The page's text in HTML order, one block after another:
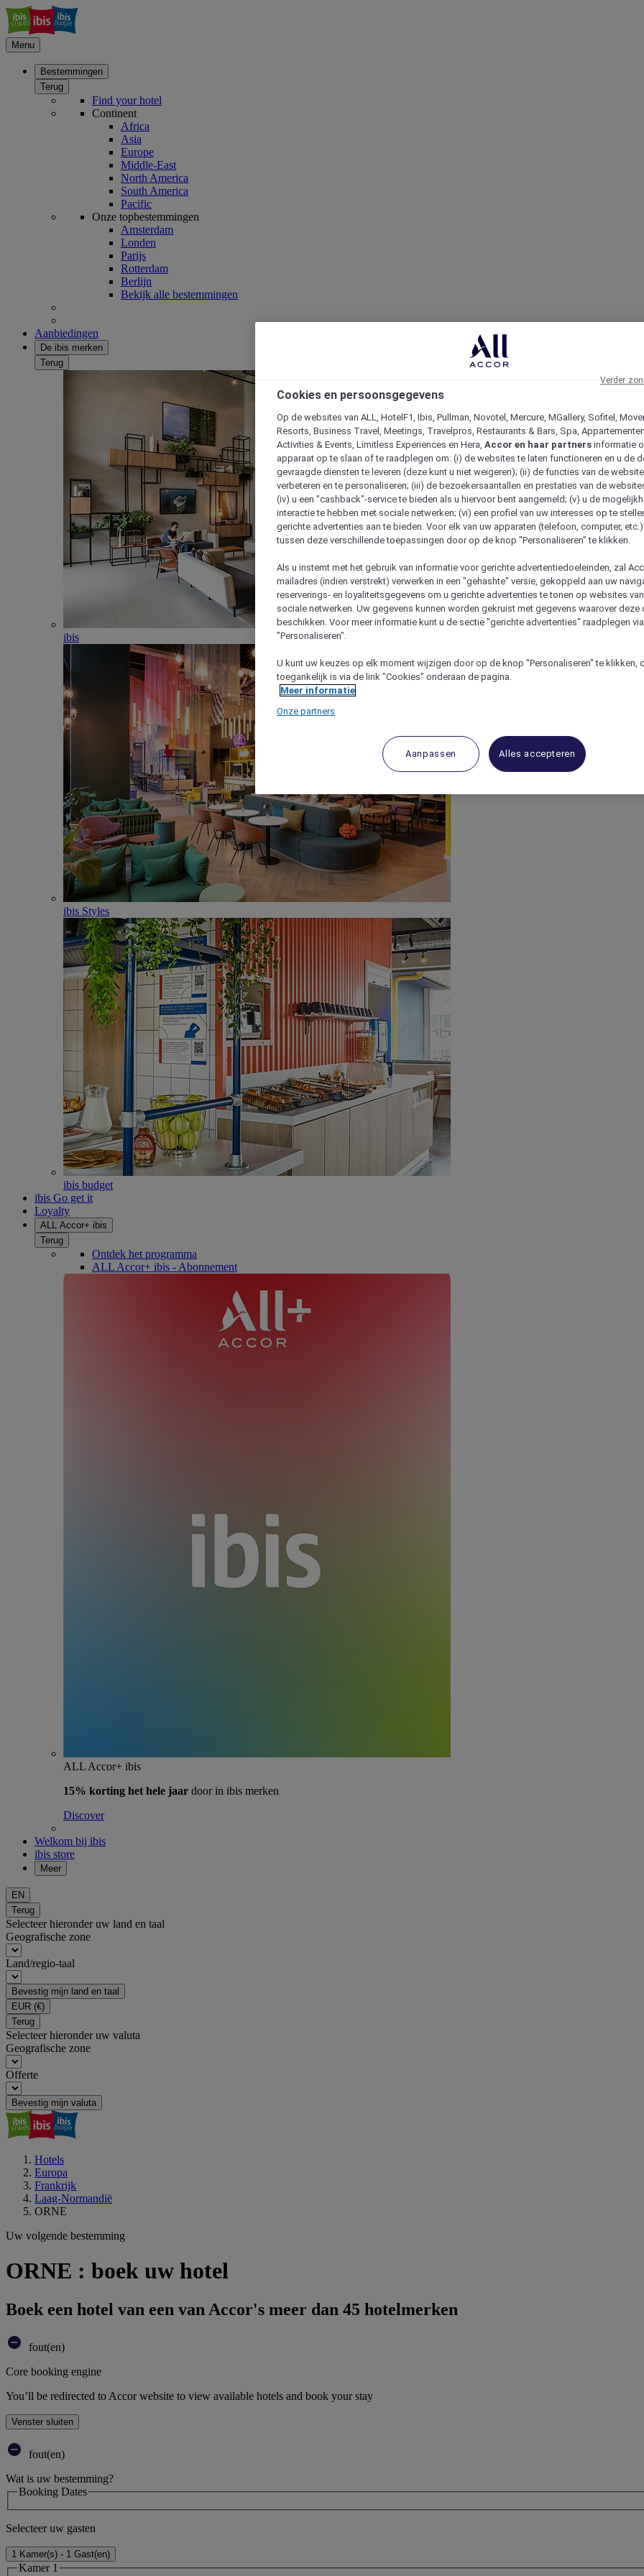
Menu
Bestemmingen
Terug
Find your hotel
Continent
Africa
Asia
Europe
Middle-East
North America
South America
Pacific
Onze topbestemmingen
Amsterdam
Londen
Parijs
Rotterdam
Berlijn
Bekijk alle bestemmingen
Aanbiedingen
De ibis merken
Terug
ibis
ibis Styles
ibis budget
ibis Go get it
Loyalty
ALL Accor+ ibis
Terug
Ontdek het programma
ALL Accor+ ibis - Abonnement
ALL Accor+ ibis
15% korting het hele jaar door in ibis merken
Discover
Welkom bij ibis
ibis store
Meer
EN
Terug
Selecteer hieronder uw land en taal
Geografische zone
Land/regio-taal
Bevestig mijn land en taal
EUR (€)
Terug
Selecteer hieronder uw valuta
Geografische zone
Offerte
Bevestig mijn valuta
Hotels
Europa
Frankrijk
Laag-Normandië
ORNE
Uw volgende bestemming
ORNE : boek uw hotel
Boek een hotel van een van Accor's meer dan 45 hotelmerken
fout(en)
Core booking engine
You’ll be redirected to Accor website to view available hotels and book your stay
Venster sluiten
fout(en)
Wat is uw bestemming?
Booking Dates
Selecteer uw gasten
1 Kamer(s) - 1 Gast(en)
Kamer 1
Cookies en persoonsgegevens
Op de websites van ALL, HotelF1, Ibis, Pullman, Novotel, Mercure, MGallery, Sofitel,
Resorts, Business Travel, Meetings, Travelpros, Restaurants & Bars, Spa,
Activities & Events, Limitless Experiences en Hera, Accor en haar partners informatie
apparaat op te slaan of te raadplegen om: (i) de websites te laten functioneren en u de
gevraagde diensten te leveren (deze kunt u niet weigeren); (ii) de functies van de
verbeteren en te personaliseren; (iii) de bezoekersaantallen en prestaties van de
(iv) u een "cashback"-service te bieden als u hiervoor bent aangemeld; (v) u de
interactie te hebben met sociale netwerken; (vi) een profiel van uw interesses op te
gerichte advertenties aan te bieden. Voor elk van uw apparaten (telefoon, computer,
tussen deze verschillende toepassingen door op de knop "Personaliseren" te klikken.
Als u instemt met het gebruik van informatie voor gerichte advertentiedoeleinden, zal
mailadres (indien verstrekt) verwerken in een "gehashte" versie, gekoppeld aan uw
reserverings- en loyaliteitsgegevens om u gerichte advertenties te tonen op websites
sociale netwerken. Uw gegevens kunnen worden gekruist met gegevens waarover deze
beschikken. Voor meer informatie kunt u de sectie "gerichte advertenties" raadplegen
"Personaliseren".
U kunt uw keuzes op elk moment wijzigen door op de knop "Personaliseren" te klikken,
toegankelijk is via de link "Cookies" onderaan de pagina.
Meer informatie
Onze partners
Aanpassen Alles accepteren
Verder